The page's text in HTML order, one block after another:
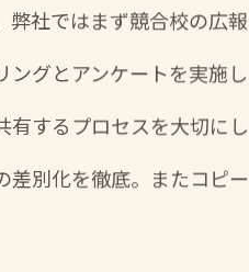
弊社ではまず競合校の広
ングとアンケートを実施
有するプロセスを大切に
差別化を徹底。またコピ